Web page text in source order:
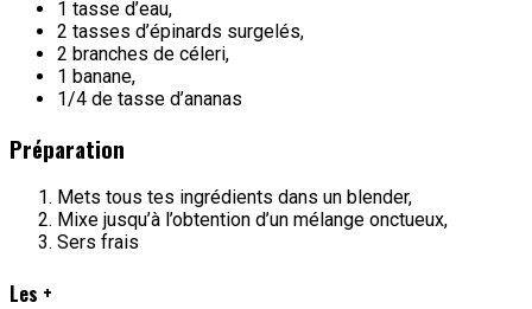
1 tasse d’eau,
2 tasses d’épinards surgelés,
2 branches de céleri,
1 banane,
1/4 de tasse d’ananas
Préparation
Mets tous tes ingrédients dans un blender,
Mixe jusqu’à l’obtention d’un mélange onctueux,
Sers frais
Les +